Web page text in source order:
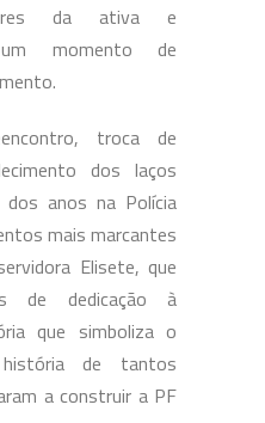
da ativa e
momento de
troca de
dos laços
anos na Polícia
mais marcantes
Elisete, que
de dedicação à
que simboliza o
de tantos
a construir a PF